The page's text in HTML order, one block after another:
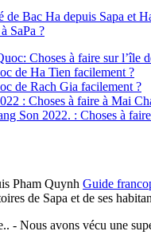
de Bac Ha depuis Sapa et
SaPa ?
Choses à faire sur l’île
de Ha Tien facilement ?
de Rach Gia facilement ?
: Choses à faire à Mai
Son 2022. : Choses à
Pham Quynh Guide
de Sapa et de ses
- Nous avons vécu une